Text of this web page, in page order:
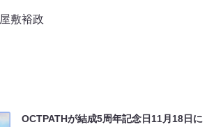
屋敷裕政
OCTPATHが結成5周年記念日11月18日に